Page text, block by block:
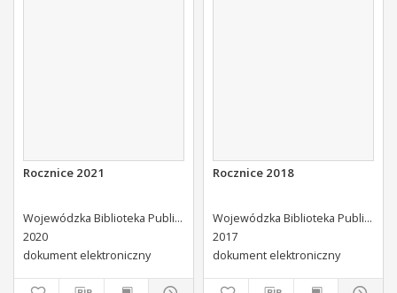
Rocznice 2021
Wojewódzka Biblioteka Publiczna (Kielce). Dział Informacji i Bibliografii Regionalnej
2020
dokument elektroniczny
Rocznice 2018
Wojewódzka Biblioteka Publiczna (Kielce). Dział Informacji i Bibliografii Regionalnej
2017
dokument elektroniczny